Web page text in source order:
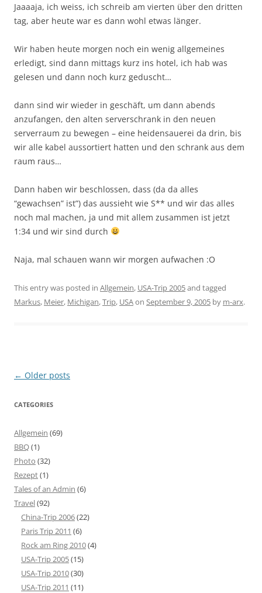
Jaaaaja, ich weiss, ich schreib am vierten über den dritten
tag, aber heute war es dann wohl etwas länger.
Wir haben heute morgen noch ein wenig allgemeines
erledigt, sind dann mittags kurz ins hotel, ich hab was
gelesen und dann noch kurz geduscht…
dann sind wir wieder in geschäft, um dann abends
anzufangen, den alten serverschrank in den neuen
serverraum zu bewegen – eine heidensauerei da drin, bis
wir alle kabel aussortiert hatten und den schrank aus dem
raum raus…
Dann haben wir beschlossen, dass (da da alles
“gewachsen” ist”) das aussieht wie S** und wir das alles
noch mal machen, ja und mit allem zusammen ist jetzt
1:34 und wir sind durch
Naja, mal schauen wann wir morgen aufwachen :O
This entry was posted in Allgemein, USA-Trip 2005and tagged
Markus, Meier, Michigan,Trip, USAon September 9, 2005 by m-arx.
Post
← Older posts
CATEGORIES
Allgemein (69)
BBQ(1)
Photo (32)
Rezept(1)
Tales of an Admin (6)
Travel(92)
China-Trip 2006(22)
Paris Trip 2011 (6)
Rock am Ring 2010(4)
USA-Trip 2005(15)
USA-Trip 2010(30)
USA-Trip 2011 (11)